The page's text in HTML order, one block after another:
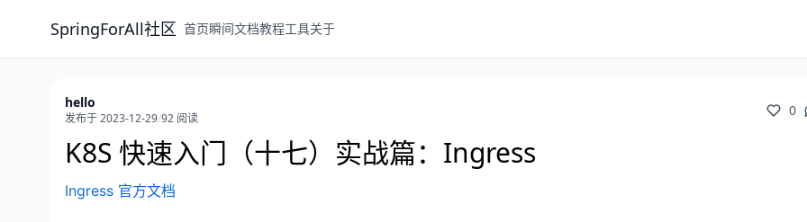
SpringForAll社区 首页瞬间文档教程工具关于
hello
发布于 2023-12-29/92 阅读 0
K8S 快速入门（十七）实战篇：Ingress
Ingress 官方文档